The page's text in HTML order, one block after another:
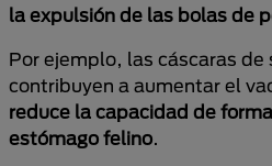
la expulsión de las bolas de
Por ejemplo, las cáscaras de
contribuyen a aumentar el
reduce la capacidad de
estómago felino.